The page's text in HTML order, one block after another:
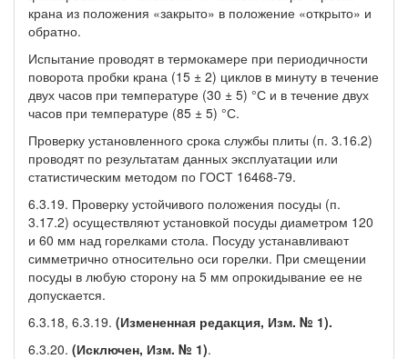
крана из положения «закрыто» в положение «открыто» и
обратно.
Испытание проводят в термокамере при периодичности
поворота пробки крана (15 ± 2) циклов в минуту в течение
двух часов при температуре (30 ± 5) °С и в течение двух
часов при температуре (85 ± 5) °С.
Проверку установленного срока службы плиты (п. 3.16.2)
проводят по результатам данных эксплуатации или
статистическим методом по ГОСТ 16468-79.
6.3.19. Проверку устойчивого положения посуды (п.
3.17.2) осуществляют установкой посуды диаметром 120
и 60 мм над горелками стола. Посуду устанавливают
симметрично относительно оси горелки. При смещении
посуды в любую сторону на 5 мм опрокидывание ее не
допускается.
6.3.18, 6.3.19. (Измененная редакция, Изм. № 1).
6.3.20. (Исключен, Изм. № 1).